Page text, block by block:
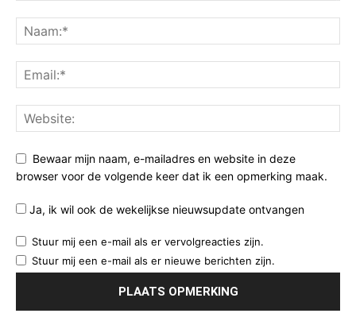
Bewaar mijn naam, e-mailadres en website in deze
browser voor de volgende keer dat ik een opmerking maak.
Ja, ik wil ook de wekelijkse nieuwsupdate ontvangen
Stuur mij een e-mail als er vervolgreacties zijn.
Stuur mij een e-mail als er nieuwe berichten zijn.